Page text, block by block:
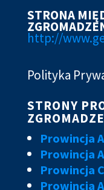
STRONA
http://
Polityka
STRONY
Prowincja
Prowincja
Prowincja
Prowincja